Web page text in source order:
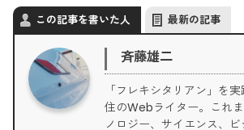
この記事を書いた人 最新の記事
斉藤雄二
「フレキシタリアン」を
住のWebライター。これ
ノロジー、サイエンス、